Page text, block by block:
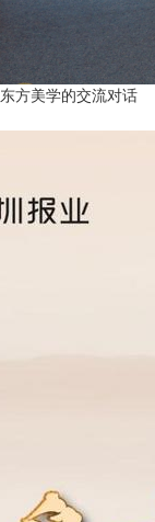
方美学的交流对话